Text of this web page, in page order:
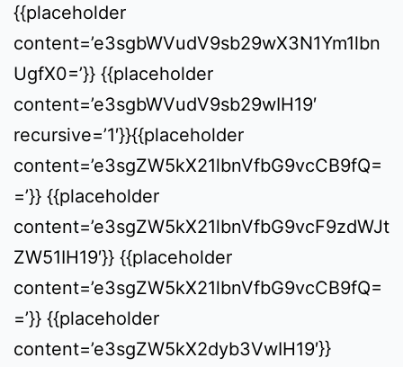
{{placeholder
content=’e3sgbWVudV9sb29wX3N1Ym1lbn
UgfX0=’}} {{placeholder
content=’e3sgbWVudV9sb29wIH19′
recursive=’1′}}{{placeholder
content=’e3sgZW5kX21lbnVfbG9vcCB9fQ=
=’}} {{placeholder
content=’e3sgZW5kX21lbnVfbG9vcF9zdWJt
ZW51IH19′}} {{placeholder
content=’e3sgZW5kX21lbnVfbG9vcCB9fQ=
=’}} {{placeholder
content=’e3sgZW5kX2dyb3VwIH19′}}